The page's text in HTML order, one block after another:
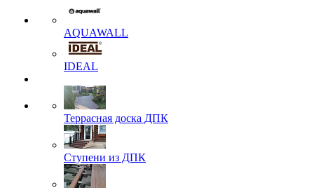
AQUAWALL
IDEAL
Террасная доска ДПК
Ступени из ДПК